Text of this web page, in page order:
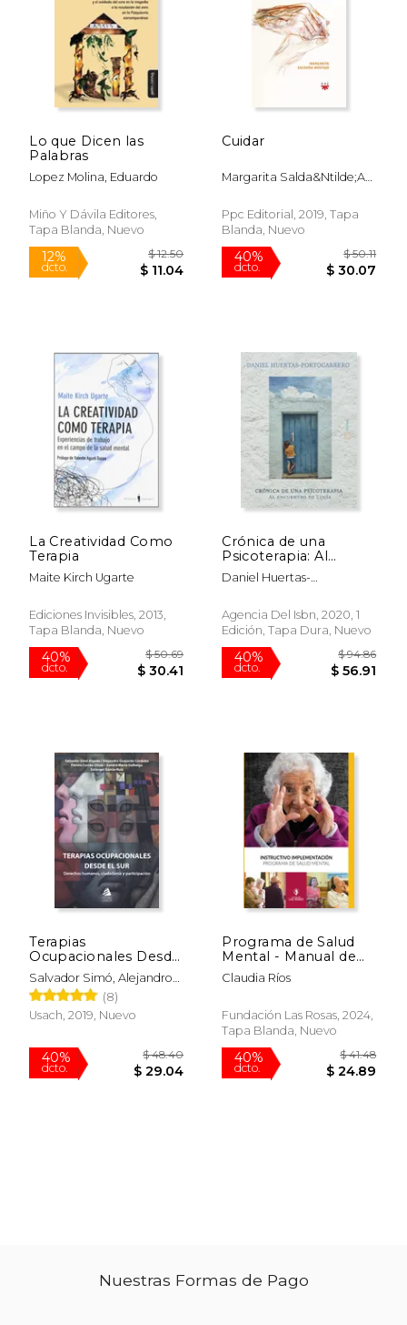
15% 40%
40%
dcto.
$ 51.33 40%
dcto.
Lo que Dicen las
Palabras
Lopez Molina, Eduardo
Miño Y Dávila Editores,
Tapa Blanda, Nuevo
12%
dcto.
Cuidar
Margarita Salda&Ntilde;A
Ppc Editorial, 2019, Tapa
Blanda, Nuevo
dcto. $
La Creatividad Como
Terapia
Maite Kirch Ugarte
Ediciones Invisibles, 2013,
Tapa Blanda, Nuevo
Crónica de una
Psicoterapia: Al
Encuentro de Lucía:
Al Encuentro de
Daniel Huertas-
Agencia Del Isbn, 2020, 1
Edición, Tapa Dura, Nuevo
Terapias
Ocupacionales Desde
el sur
Salvador Simó, Alejandro
Guajardo Y Otros
(8)
Usach, 2019, Nuevo
Programa de Salud
Mental - Manual de
Implementación
Claudia Ríos
Fundación Las Rosas, 2024,
Tapa Blanda, Nuevo
Nuestras Formas de Pago